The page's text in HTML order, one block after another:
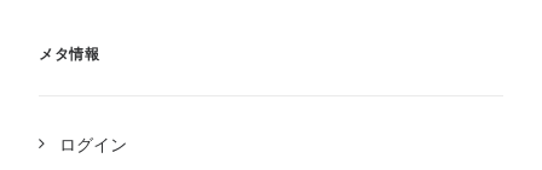
メタ情報
ログイン